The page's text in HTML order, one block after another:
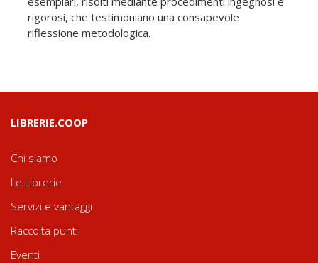
rigorosi, che testimoniano una consapevole
riflessione metodologica.
LIBRERIE.COOP
Chi siamo
Le Librerie
Servizi e vantaggi
Raccolta punti
Eventi